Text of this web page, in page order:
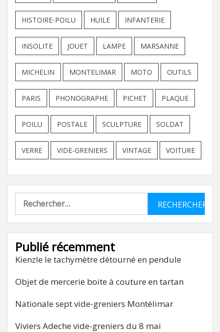
HISTOIRE-POILU HUILE INFANTERIE
INSOLITE JOUET LAMPE MARSANNE
MICHELIN MONTELIMAR MOTO OUTILS
PARIS PHONOGRAPHE PICHET PLAQUE
POILU POSTALE SCULPTURE SOLDAT
VERRE VIDE-GRENIERS VINTAGE VOITURE
Rechercher :
Publié récemment
Kienzle le tachymètre détourné en pendule
Objet de mercerie boite à couture en tartan
Nationale sept vide-greniers Montélimar
Viviers Adeche vide-greniers du 8 mai